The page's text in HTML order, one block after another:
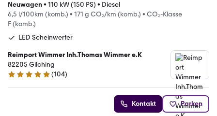
Neuwagen• 110 kW (150 PS) • Diesel
6,5 l/100km (komb.) • 171 g CO₂/km (komb.) • CO₂-Klasse
F (komb.)
LED Scheinwerfer
Reimport Wimmer Inh.Thomas Wimmer e.K
82205 Gilching
5 Sterne
(104)
Kontakt Parken